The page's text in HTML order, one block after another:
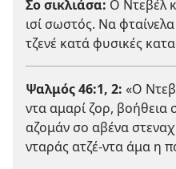
Σο σικλιάσα: Ο Ντεβέλ
ισί σωστός. Να
τζενέ κατά φυσικές
Ψαλμός 46:1, 2: «Ο
ντα αμαρί ζορ,
αζομάν σο αβένα
νταράς ατζέ-ντα άμα η